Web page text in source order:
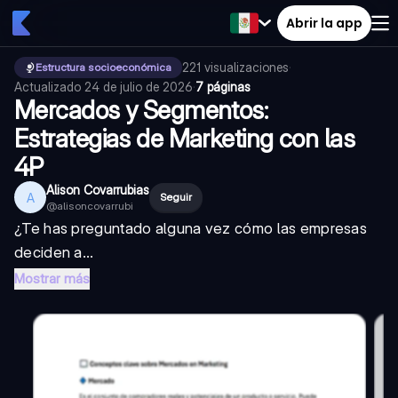
Abrir la app
Estructura socioeconómica 221 visualizaciones·
Actualizado 24 de julio de 2026·7 páginas
Mercados y Segmentos:
Estrategias de Marketing con las
4P
A Alison Covarrubias
@alisoncovarrubi
Seguir
¿Te has preguntado alguna vez cómo las empresas
deciden a...
Mostrar más